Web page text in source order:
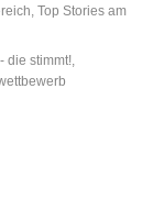
, Top Stories am
die stimmt!,